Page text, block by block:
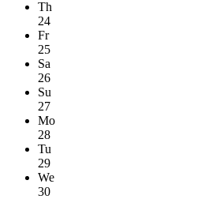
Th
24
Fr
25
Sa
26
Su
27
Mo
28
Tu
29
We
30